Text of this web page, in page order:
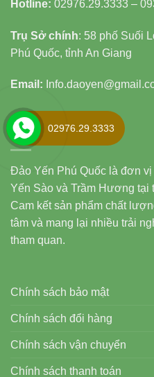
Hotline: 02976.29.3333 –
Trụ Sở chính: 58 phố Suối
Phú Quốc, tỉnh An Giang
Email:
LĨNH VỰC
Đảo Yến Phú Quốc là đơn
Yến Sào và Trầm Hương tại
Cam kết sản phẩm chất
tâm và mang lại nhiều trải
tham quan.
Chính sách bảo mật
Chính sách đổi hàng
Chính sách vận chuyển
Chính sách thanh toán
02976.29.3333